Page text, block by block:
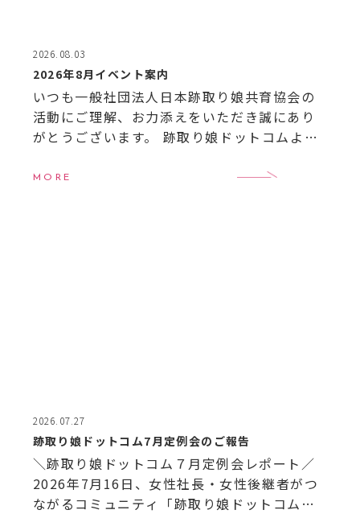
2026.08.03
2026年8月イベント案内
いつも一般社団法人日本跡取り娘共育協会の
活動にご理解、お力添えをいただき誠にあり
がとうございます。 跡取り娘ドットコムより8
内】
8月6日（木）20:00〜21:00 跡取 […]
MORE
2026.07.27
跡取り娘ドットコム7月定例会のご報告
＼跡取り娘ドットコム７月定例会レポート／
2026年7月16日、女性社長・女性後継者がつ
ながるコミュニティ「跡取り娘ドットコム」